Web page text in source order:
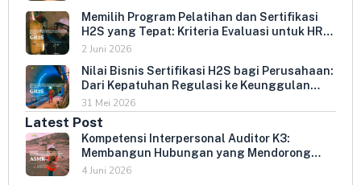
Memilih Program Pelatihan dan Sertifikasi
H2S yang Tepat: Kriteria Evaluasi untuk HR
dan HSE Manager
2 Juni 2026
Nilai Bisnis Sertifikasi H2S bagi Perusahaan:
Dari Kepatuhan Regulasi ke Keunggulan
Kompetitif
31 Mei 2026
Latest Post
Kompetensi Interpersonal Auditor K3:
Membangun Hubungan yang Mendorong
Keterbukaan dan Kepatuhan Sukarela
4 Juni 2026